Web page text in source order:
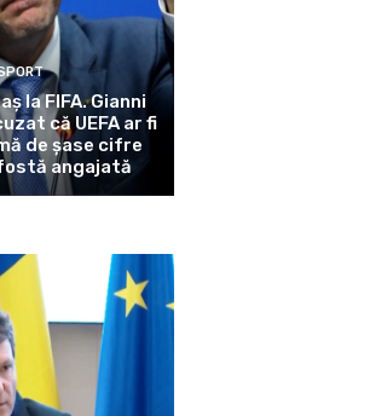
la FIFA. Gianni
că UEFA ar fi
de șase cifre
angajată